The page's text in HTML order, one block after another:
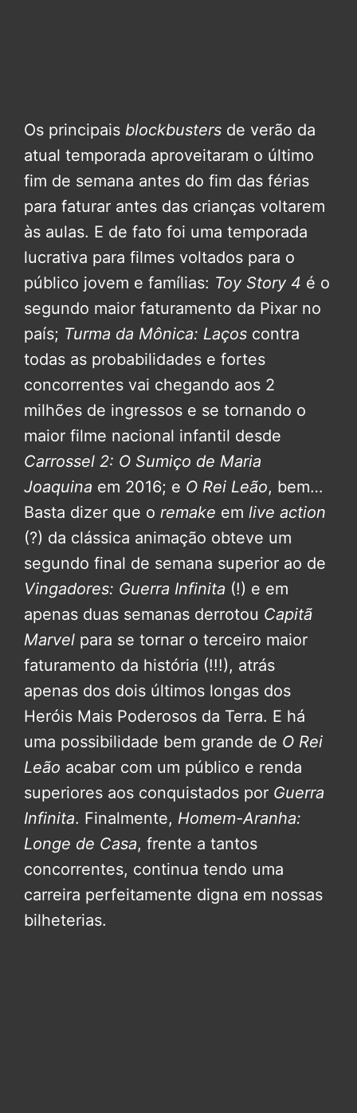
Os principais blockbusters de verão da
atual temporada aproveitaram o último
fim de semana antes do fim das férias
para faturar antes das crianças voltarem
às aulas. E de fato foi uma temporada
lucrativa para filmes voltados para o
público jovem e famílias: Toy Story 4 é o
segundo maior faturamento da Pixar no
país; Turma da Mônica: Laços contra
todas as probabilidades e fortes
concorrentes vai chegando aos 2
milhões de ingressos e se tornando o
maior filme nacional infantil desde
Carrossel 2: O Sumiço de Maria
Joaquina em 2016; e O Rei Leão, bem…
Basta dizer que o remake em live action
(?) da clássica animação obteve um
segundo final de semana superior ao de
Vingadores: Guerra Infinita (!) e em
apenas duas semanas derrotou Capitã
Marvel para se tornar o terceiro maior
faturamento da história (!!!), atrás
apenas dos dois últimos longas dos
Heróis Mais Poderosos da Terra. E há
uma possibilidade bem grande de O Rei
Leão acabar com um público e renda
superiores aos conquistados por Guerra
Infinita. Finalmente, Homem-Aranha:
Longe de Casa, frente a tantos
concorrentes, continua tendo uma
carreira perfeitamente digna em nossas
bilheterias.